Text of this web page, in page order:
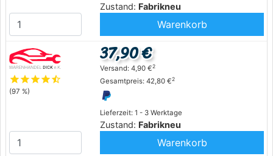
Zustand: Fabrikneu
Warenkorb
starstarstarstarstar_half
(97 %)
Lieferzeit: 1 - 3 Werktage
Zustand: Fabrikneu
37,90 €
Versand: 4,90 €2
Gesamtpreis: 42,80 €2
Warenkorb